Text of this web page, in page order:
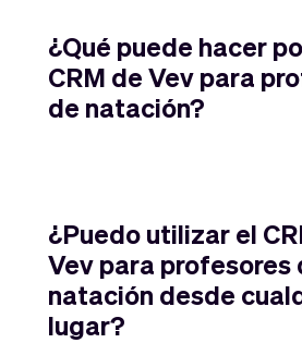
¿Qué puede hacer
CRM de Vev para
de natación?
¿Puedo utilizar el
Vev para profesores
natación desde
lugar?